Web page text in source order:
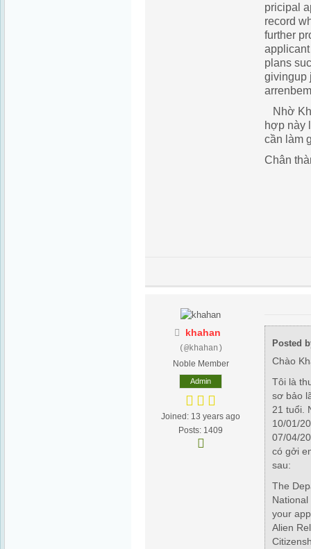
pricipal
record
further
plans
givingup
Nhờ
hợp này
cần làm
Chân
khahan
(@khahan)
Noble Member
Admin
Joined: 13 years ago
Posts: 1409
Posted
Chào
Tôi là
sơ bảo
21 tuổi.
10/01/
07/04/
có gởi
sau:
The
your
Alien